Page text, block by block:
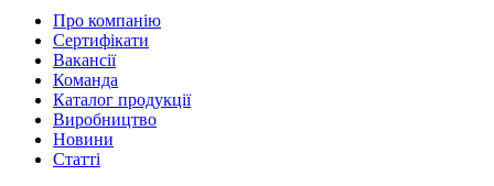
Про компанію
Сертифікати
Вакансії
Команда
Каталог продукції
Виробництво
Новини
Статті